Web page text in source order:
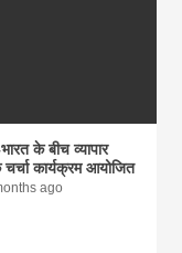
के बीच व्यापार
कार्यक्रम आयोजित
ago